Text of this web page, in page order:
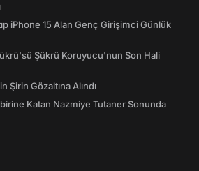
iPhone 15 Alan Genç Girişimci Günlük
Şükrü Koruyucu'nun Son Hali
Şirin Gözaltına Alındı
Katan Nazmiye Tutaner Sonunda